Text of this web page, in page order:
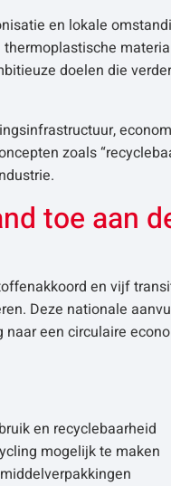
en lokale
doelen die
zoals
toe aan
en vijf
Deze nationale
een circulaire
en recyclebaarheid
mogelijk te maken